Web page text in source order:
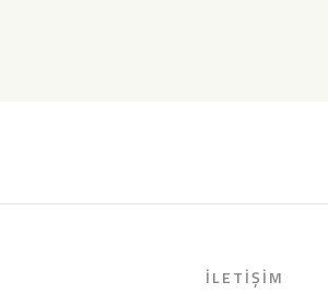
İLETIŞIM